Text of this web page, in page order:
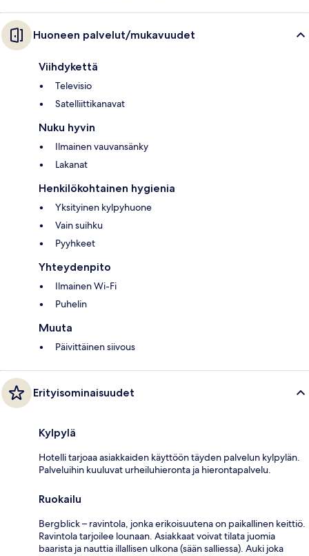
Huoneen palvelut/mukavuudet
Viihdykettä
Televisio
Satelliittikanavat
Nuku hyvin
Ilmainen vauvansänky
Lakanat
Henkilökohtainen hygienia
Yksityinen kylpyhuone
Vain suihku
Pyyhkeet
Yhteydenpito
Ilmainen Wi-Fi
Puhelin
Muuta
Päivittäinen siivous
Erityisominaisuudet
Kylpylä
Hotelli tarjoaa asiakkaiden käyttöön täyden palvelun kylpylän.
Palveluihin kuuluvat urheiluhieronta ja hierontapalvelu.
Ruokailu
Bergblick – ravintola, jonka erikoisuutena on paikallinen keittiö.
Ravintola tarjoilee lounaan. Asiakkaat voivat tilata juomia
baarista ja nauttia illallisen ulkona (sään salliessa). Auki joka